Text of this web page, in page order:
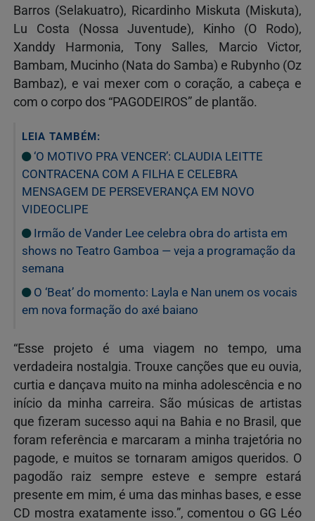
Barros (Selakuatro), Ricardinho Miskuta (Miskuta),
Lu Costa (Nossa Juventude), Kinho (O Rodo),
Xanddy Harmonia, Tony Salles, Marcio Victor,
Bambam, Mucinho (Nata do Samba) e Rubynho (Oz
Bambaz), e vai mexer com o coração, a cabeça e
com o corpo dos “PAGODEIROS” de plantão.
LEIA TAMBÉM:
‘O MOTIVO PRA VENCER’: CLAUDIA LEITTE
CONTRACENA COM A FILHA E CELEBRA
MENSAGEM DE PERSEVERANÇA EM NOVO
VIDEOCLIPE
Irmão de Vander Lee celebra obra do artista em
shows no Teatro Gamboa — veja a programação da
semana
O ‘Beat’ do momento: Layla e Nan unem os vocais
em nova formação do axé baiano
“Esse projeto é uma viagem no tempo, uma
verdadeira nostalgia. Trouxe canções que eu ouvia,
curtia e dançava muito na minha adolescência e no
início da minha carreira. São músicas de artistas
que fizeram sucesso aqui na Bahia e no Brasil, que
foram referência e marcaram a minha trajetória no
pagode, e muitos se tornaram amigos queridos. O
pagodão raiz sempre esteve e sempre estará
presente em mim, é uma das minhas bases, e esse
CD mostra exatamente isso.”, comentou o GG Léo